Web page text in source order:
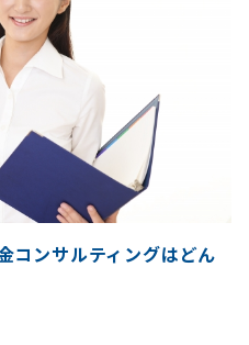
コンサルティングはどん